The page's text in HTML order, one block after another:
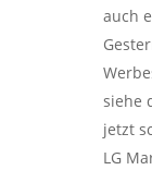
auch
siehe
jetzt
LG